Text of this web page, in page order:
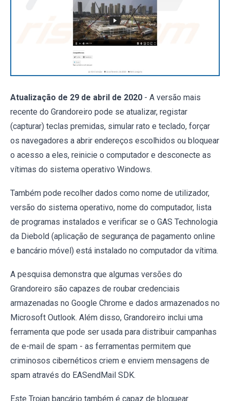
Atualização de 29 de abril de 2020 - A versão mais
recente do Grandoreiro pode se atualizar, registar
(capturar) teclas premidas, simular rato e teclado, forçar
os navegadores a abrir endereços escolhidos ou bloquear
o acesso a eles, reinicie o computador e desconecte as
vítimas do sistema operativo Windows.
Também pode recolher dados como nome de utilizador,
versão do sistema operativo, nome do computador, lista
de programas instalados e verificar se o GAS Technologia
da Diebold (aplicação de segurança de pagamento online
e bancário móvel) está instalado no computador da vítima.
A pesquisa demonstra que algumas versões do
Grandoreiro são capazes de roubar credenciais
armazenadas no Google Chrome e dados armazenados no
Microsoft Outlook. Além disso, Grandoreiro inclui uma
ferramenta que pode ser usada para distribuir campanhas
de e-mail de spam - as ferramentas permitem que
criminosos cibernéticos criem e enviem mensagens de
spam através do EASendMail SDK.
Este Trojan bancário também é capaz de bloquear